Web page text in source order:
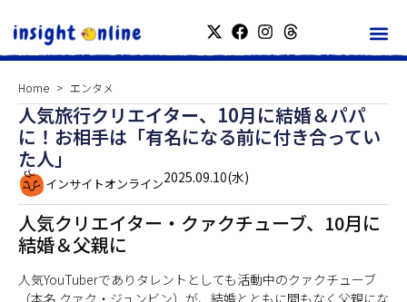
Home エンタメ
人気旅行クリエイター、10月に結婚＆パパ
に！お相手は「有名になる前に付き合ってい
た人」
インサイトオンライン2025.09.10(水)
人気クリエイター・クァクチューブ、10月に
結婚＆父親に
人気YouTuberでありタレントとしても活動中のクァクチューブ
（本名 クァク・ジュンビン）が、結婚とともに間もなく父親にな